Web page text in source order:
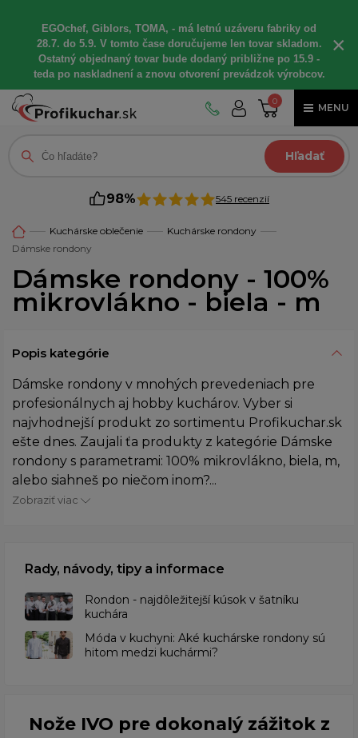
EGOchef, Giblors, TOMA, - má letnú uzáveru fabriky od
28.7. do 5.9. V tomto čase doručujeme len tovar skladom.
Ostatný objednaný tovar bude dodaný približne po 15.9 -
teda po naskladnení a znovu otvorení prevádzok výrobcov.
×
0
MENU
Hľadať
98% 545 recenzií
Kuchárske oblečenie
Kuchárske rondony
Dámske rondony
Dámske rondony - 100%
mikrovlákno - biela - m
Popis kategórie
Dámske rondony v mnohých prevedeniach pre
profesionálnych aj hobby kuchárov. Vyber si
najvhodnejší produkt zo sortimentu Profikuchar.sk
ešte dnes. Zaujali ťa produkty z kategórie Dámske
rondony s parametrami: 100% mikrovlákno, biela, m,
alebo siahneš po niečom inom?...
Zobraziť viac
Rady, návody, tipy a informace
Rondon - najdôležitejší kúsok v šatníku
kuchára
​Móda v kuchyni: Aké kuchárske rondony sú
hitom medzi kuchármi?
Nože IVO pre dokonalý zážitok z